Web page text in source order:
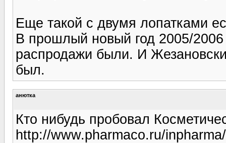
Еще такой с двумя лопатками
В прошлый новый год 2005/2006
распродажи были. И
был.
анютка
Кто нибудь пробовал
http://www.pharmaco.ru/